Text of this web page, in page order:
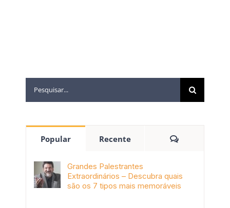
Popular Recente
Grandes Palestrantes
Extraordinários – Descubra quais
são os 7 tipos mais memoráveis